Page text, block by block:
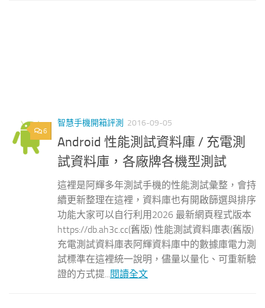
6
智慧手機開箱評測 2016-09-05
Android 性能測試資料庫 / 充電測
試資料庫，各廠牌各機型測試
這裡是阿輝多年測試手機的性能測試彙整，會持
續更新整理在這裡，資料庫也有開啟篩選與排序
功能大家可以自行利用2026 最新網頁程式版本
https://db.ah3c.cc(舊版) 性能測試資料庫表(舊版)
充電測試資料庫表阿輝資料庫中的數據庫電力測
試標準在這裡統一說明，儘量以量化、可重新驗
證的方式提...
閱讀全文